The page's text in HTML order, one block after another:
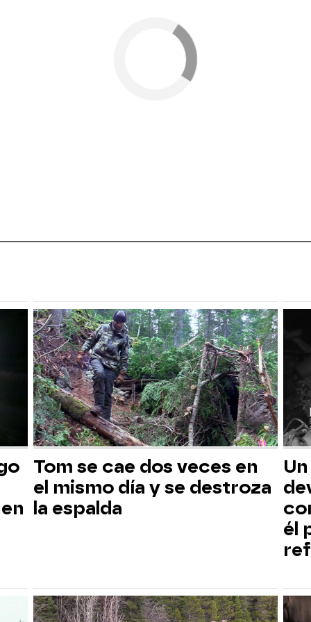
Tom se cae dos veces en
el mismo día y se destroza
la espalda
él